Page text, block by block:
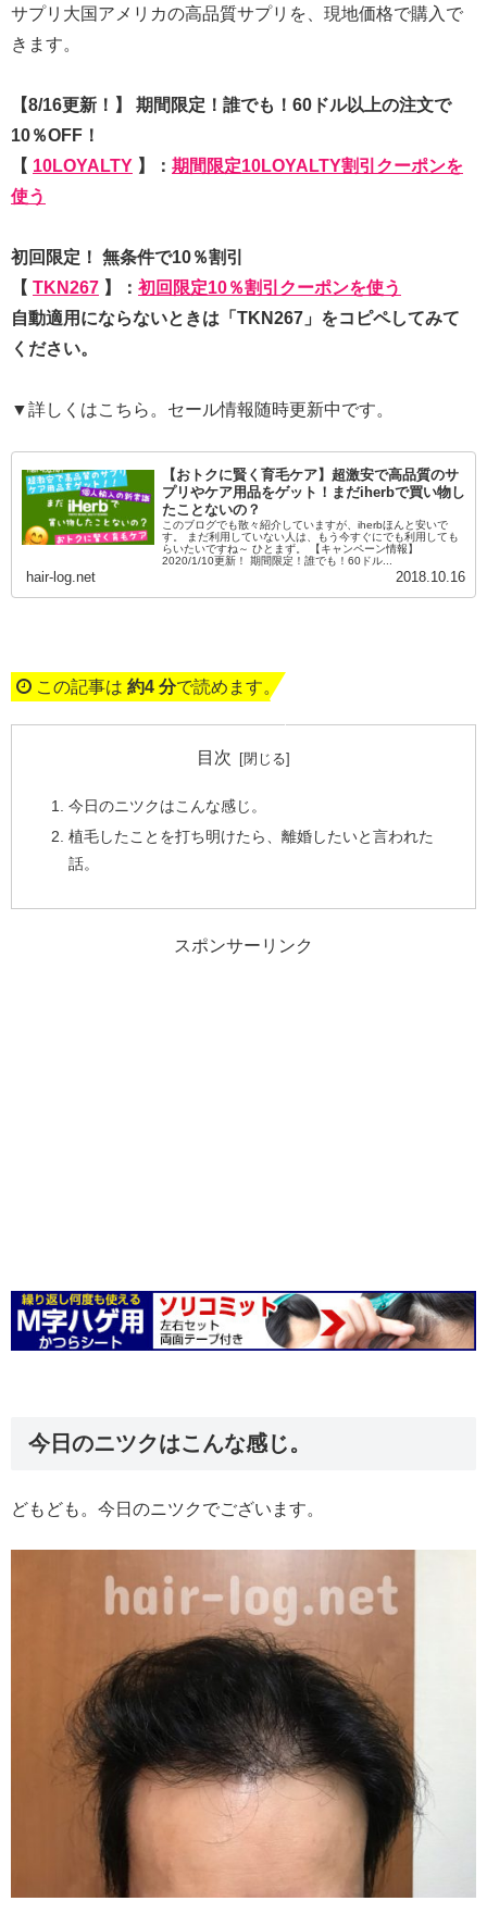
サプリ大国アメリカの高品質サプリを、現地価格で購入で
きます。
【8/16更新！】 期間限定！誰でも！60ドル以上の注文で
10％OFF！
【 10LOYALTY 】： 期間限定10LOYALTY割引クーポンを
使う
初回限定！ 無条件で10％割引
【 TKN267 】： 初回限定10％割引クーポンを使う
自動適用にならないときは「TKN267」をコピペしてみて
ください。
▼詳しくはこちら。セール情報随時更新中です。
【おトクに賢く育毛ケア】超激安で高品質のサ
プリやケア用品をゲット！まだiherbで買い物し
たことないの？
このブログでも散々紹介していますが、iherbほんと安いで
す。 まだ利用していない人は、もう今すぐにでも利用しても
らいたいですね～ ひとまず。 【キャンペーン情報】
2020/1/10更新！ 期間限定！誰でも！60ドル...
hair-log.net 2018.10.16
この記事は 約4 分で読めます。
目次
今日のニツクはこんな感じ。
植毛したことを打ち明けたら、離婚したいと言われた
話。
スポンサーリンク
今日のニツクはこんな感じ。
どもども。今日のニツクでございます。